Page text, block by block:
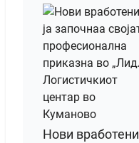
Нови вработени